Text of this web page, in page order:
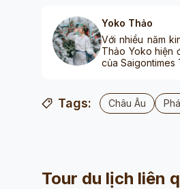
Yoko Thảo
Với nhiều năm
Thảo Yoko hiện
của Saigontimes
Tags: Châu Âu
Tour du lịch liên